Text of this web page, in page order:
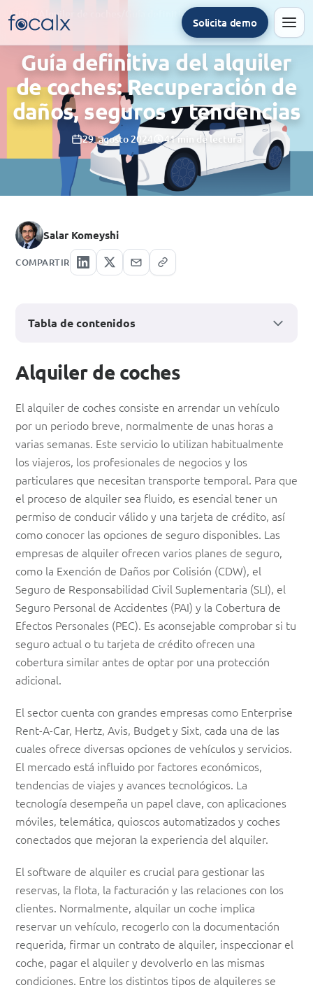
Solicita demo
Inicio Alquiler de coches Guía definitiva del alquiler de coches: Recuperación de daños, seguros y tendencias
Guía definitiva del alquiler
de coches: Recuperación de
daños, seguros y tendencias
29. agosto 2024 41 min de lectura
Salar Komeyshi
COMPARTIR
Guía
definitiva
del
alquiler
de
coches:
Recuperación
de
daños,
seguros
y
tendencias
Alquiler de coches
El alquiler de coches consiste en arrendar un vehículo
por un periodo breve, normalmente de unas horas a
varias semanas. Este servicio lo utilizan habitualmente
los viajeros, los profesionales de negocios y los
particulares que necesitan transporte temporal. Para que
el proceso de alquiler sea fluido, es esencial tener un
permiso de conducir válido y una tarjeta de crédito, así
como conocer las opciones de seguro disponibles. Las
empresas de alquiler ofrecen varios planes de seguro,
como la Exención de Daños por Colisión (CDW), el
Seguro de Responsabilidad Civil Suplementaria (SLI), el
Seguro Personal de Accidentes (PAI) y la Cobertura de
Efectos Personales (PEC). Es aconsejable comprobar si tu
seguro actual o tu tarjeta de crédito ofrecen una
cobertura similar antes de optar por una protección
adicional.
El sector cuenta con grandes empresas como Enterprise
Rent-A-Car, Hertz, Avis, Budget y Sixt, cada una de las
cuales ofrece diversas opciones de vehículos y servicios.
El mercado está influido por factores económicos,
tendencias de viajes y avances tecnológicos. La
tecnología desempeña un papel clave, con aplicaciones
móviles, telemática, quioscos automatizados y coches
conectados que mejoran la experiencia del alquiler.
El software de alquiler es crucial para gestionar las
reservas, la flota, la facturación y las relaciones con los
clientes. Normalmente, alquilar un coche implica
reservar un vehículo, recogerlo con la documentación
requerida, firmar un contrato de alquiler, inspeccionar el
coche, pagar el alquiler y devolverlo en las mismas
condiciones. Entre los distintos tipos de alquileres se
Tabla de contenidos